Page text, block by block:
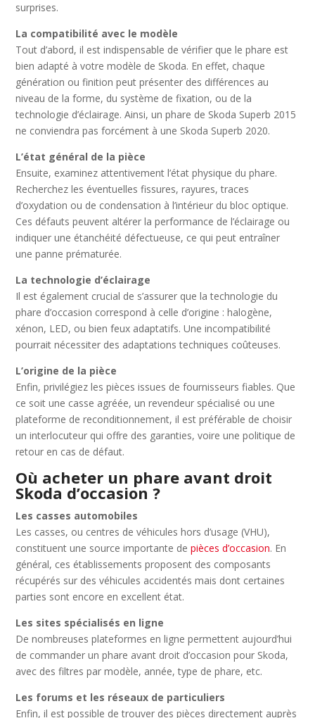
surprises.
La compatibilité avec le modèle
Tout d’abord, il est indispensable de vérifier que le phare est
bien adapté à votre modèle de Skoda. En effet, chaque
génération ou finition peut présenter des différences au
niveau de la forme, du système de fixation, ou de la
technologie d’éclairage. Ainsi, un phare de Skoda Superb 2015
ne conviendra pas forcément à une Skoda Superb 2020.
L’état général de la pièce
Ensuite, examinez attentivement l’état physique du phare.
Recherchez les éventuelles fissures, rayures, traces
d’oxydation ou de condensation à l’intérieur du bloc optique.
Ces défauts peuvent altérer la performance de l’éclairage ou
indiquer une étanchéité défectueuse, ce qui peut entraîner
une panne prématurée.
La technologie d’éclairage
Il est également crucial de s’assurer que la technologie du
phare d’occasion correspond à celle d’origine : halogène,
xénon, LED, ou bien feux adaptatifs. Une incompatibilité
pourrait nécessiter des adaptations techniques coûteuses.
L’origine de la pièce
Enfin, privilégiez les pièces issues de fournisseurs fiables. Que
ce soit une casse agréée, un revendeur spécialisé ou une
plateforme de reconditionnement, il est préférable de choisir
un interlocuteur qui offre des garanties, voire une politique de
retour en cas de défaut.
Où acheter un phare avant droit
Skoda d’occasion ?
Les casses automobiles
Les casses, ou centres de véhicules hors d’usage (VHU),
constituent une source importante depièces d’occasion. En
général, ces établissements proposent des composants
récupérés sur des véhicules accidentés mais dont certaines
parties sont encore en excellent état.
Les sites spécialisés en ligne
De nombreuses plateformes en ligne permettent aujourd’hui
de commander un phare avant droit d’occasion pour Skoda,
avec des filtres par modèle, année, type de phare, etc.
Les forums et les réseaux de particuliers
Enfin, il est possible de trouver des pièces directement auprès